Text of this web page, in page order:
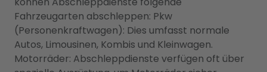
Fahrzeugarten abschleppen: Pkw
(Personenkraftwagen): Dies umfasst normale
Autos, Limousinen, Kombis und Kleinwagen.
Motorräder: Abschleppdienste verfügen oft über